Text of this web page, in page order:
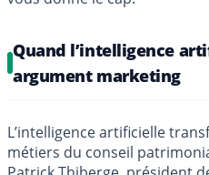
Quand l’intelligence
argument marketing
L’intelligence artificielle
métiers du conseil